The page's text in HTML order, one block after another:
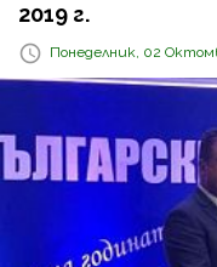
2019 г.
Понеделник, 02